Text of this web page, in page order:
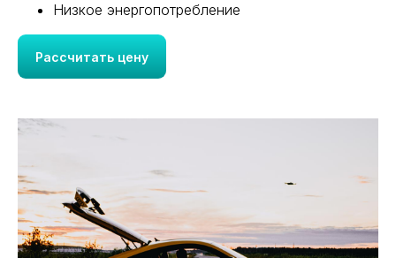
Низкое энергопотребление
Рассчитать цену